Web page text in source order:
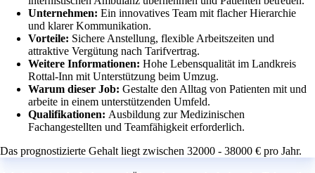
Unternehmen: Ein innovatives Team mit flacher Hierarchie
und klarer Kommunikation.
Vorteile: Sichere Anstellung, flexible Arbeitszeiten und
attraktive Vergütung nach Tarifvertrag.
Weitere Informationen: Hohe Lebensqualität im Landkreis
Rottal-Inn mit Unterstützung beim Umzug.
Warum dieser Job: Gestalte den Alltag von Patienten mit und
arbeite in einem unterstützenden Umfeld.
Qualifikationen: Ausbildung zur Medizinischen
Fachangestellten und Teamfähigkeit erforderlich.
Das prognostizierte Gehalt liegt zwischen 32000 - 38000 € pro Jahr.